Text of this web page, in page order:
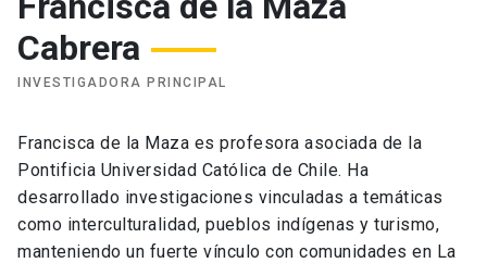
Cabrera
INVESTIGADORA PRINCIPAL
Francisca de la Maza es profesora asociada de la
Pontificia Universidad Católica de Chile. Ha
desarrollado investigaciones vinculadas a temáticas
como interculturalidad, pueblos indígenas y turismo,
manteniendo un fuerte vínculo con comunidades en La